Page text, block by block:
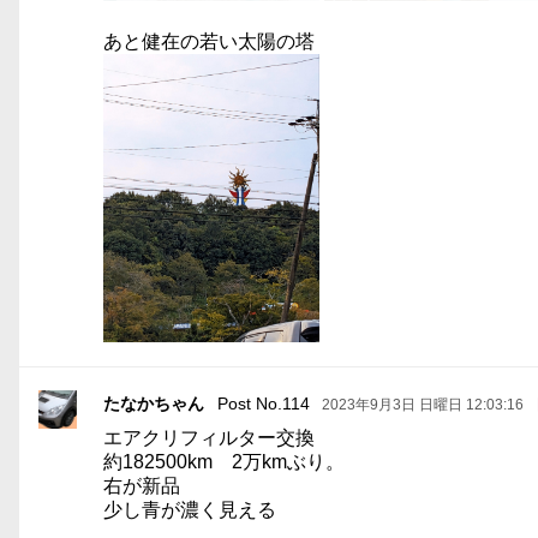
あと健在の若い太陽の塔
たなかちゃん Post No.114 2023年9月3日 日曜日 12:03:16
エアクリフィルター交換
約182500km 2万kmぶり。
右が新品
少し青が濃く見える